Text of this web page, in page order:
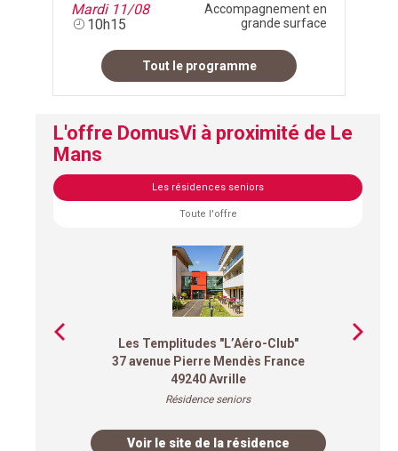
Mardi 11/08
10h15
Accompagnement en
grande surface
Tout le programme
L'offre DomusVi à proximité de Le
Mans
Les résidences seniors
Toute l'offre
Les Templitudes "L’Aéro-Club"
37 avenue Pierre Mendès France
49240 Avrille
Résidence seniors
Voir le site de la résidence